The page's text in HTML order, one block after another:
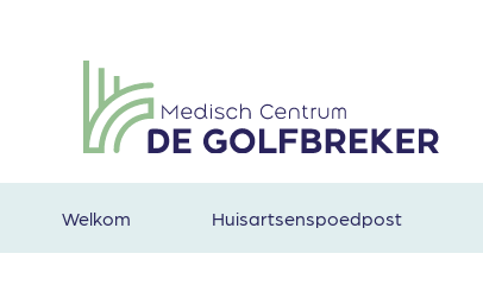
Welkom Huisartsenspoedpost